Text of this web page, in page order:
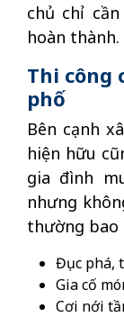
chủ chỉ
hoàn thành.
Thi công
phố
Bên cạnh
hiện hữu
gia đình
nhưng
thường bao
Đục phá,
Gia cố
Cơi nới